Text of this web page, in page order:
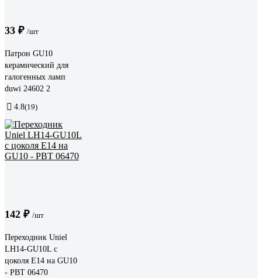
33 ₽ /шт
Патрон GU10
керамический для
галогенных ламп
duwi 24602 2
4.8(19)
142 ₽ /шт
Переходник Uniel
LH14-GU10L с
цоколя Е14 на GU10
- PBT 06470